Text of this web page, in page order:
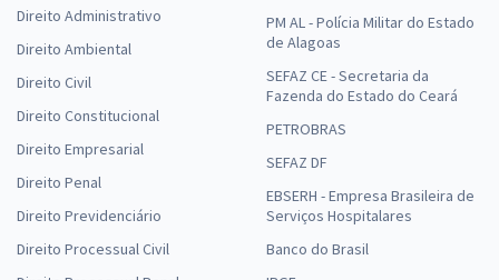
Direito Administrativo
Direito Ambiental
Direito Civil
Direito Constitucional
Direito Empresarial
Direito Penal
Direito Previdenciário
Direito Processual Civil
PM AL - Polícia Militar do Estado
de Alagoas
SEFAZ CE - Secretaria da
Fazenda do Estado do Ceará
PETROBRAS
SEFAZ DF
EBSERH - Empresa Brasileira de
Serviços Hospitalares
Banco do Brasil